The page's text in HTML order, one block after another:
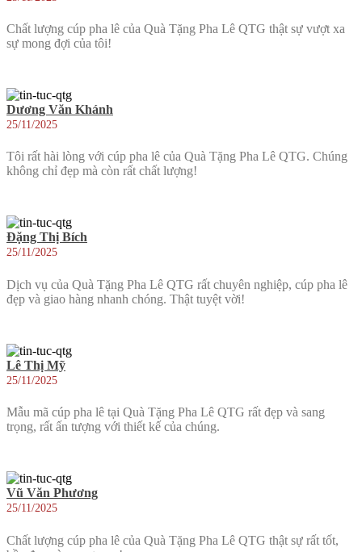
Chất lượng cúp pha lê của Quà Tặng Pha Lê QTG thật sự vượt xa
sự mong đợi của tôi!
Dương Văn Khánh
25/11/2025
Tôi rất hài lòng với cúp pha lê của Quà Tặng Pha Lê QTG. Chúng
không chỉ đẹp mà còn rất chất lượng!
Đặng Thị Bích
25/11/2025
Dịch vụ của Quà Tặng Pha Lê QTG rất chuyên nghiệp, cúp pha lê
đẹp và giao hàng nhanh chóng. Thật tuyệt vời!
Lê Thị Mỹ
25/11/2025
Mẫu mã cúp pha lê tại Quà Tặng Pha Lê QTG rất đẹp và sang
trọng, rất ấn tượng với thiết kế của chúng.
Vũ Văn Phương
25/11/2025
Chất lượng cúp pha lê của Quà Tặng Pha Lê QTG thật sự rất tốt,